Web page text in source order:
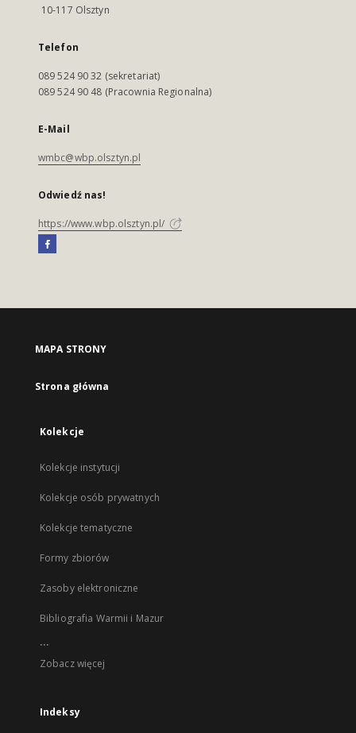
10-117 Olsztyn
Telefon
089 524 90 32 (sekretariat)
089 524 90 48 (Pracownia Regionalna)
E-Mail
wmbc@wbp.olsztyn.pl
Odwiedź nas!
https://www.wbp.olsztyn.pl/
MAPA STRONY
Strona główna
Kolekcje
Kolekcje instytucji
Kolekcje osób prywatnych
Kolekcje tematyczne
Formy zbiorów
Zasoby elektroniczne
Bibliografia Warmii i Mazur
...
Zobacz więcej
Indeksy